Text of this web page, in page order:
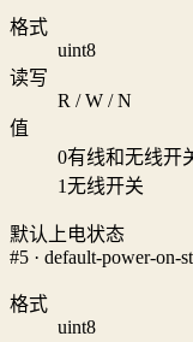
格式
uint8
读写
R / W / N
值
0有线和无线开
1无线开关
默认上电状态
#5 · default-power-on-
格式
uint8